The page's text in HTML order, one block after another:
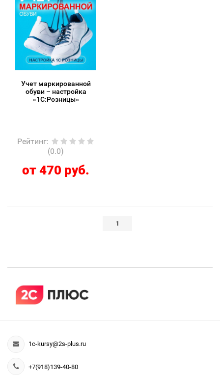
Учет маркированной
обуви – настройка
«1С:Розницы»
Рейтинг:
(0.0)
от 470 руб.
1
1c-kursy@2s-plus.ru
+7(918)139-40-80